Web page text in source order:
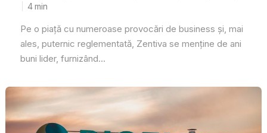
4min
Pe o piață cu numeroase provocări de business și, mai
ales, puternic reglementată, Zentiva se menține de ani
buni lider, furnizând...